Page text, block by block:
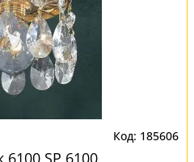
185606
SP 6100